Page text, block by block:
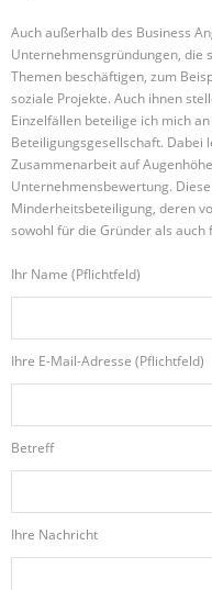
Auch außerhalb des Business
Unternehmensgründungen, die
Themen beschäftigen, zum
soziale Projekte. Auch ihnen
Einzelfällen beteilige ich mich
Beteiligungsgesellschaft. Dabei
Zusammenarbeit auf
Unternehmensbewertung.
Minderheitsbeteiligung, deren
sowohl für die Gründer als auch
Ihr Name (Pflichtfeld)
Ihre E-Mail-Adresse (Pflichtfeld)
Betreff
Ihre Nachricht